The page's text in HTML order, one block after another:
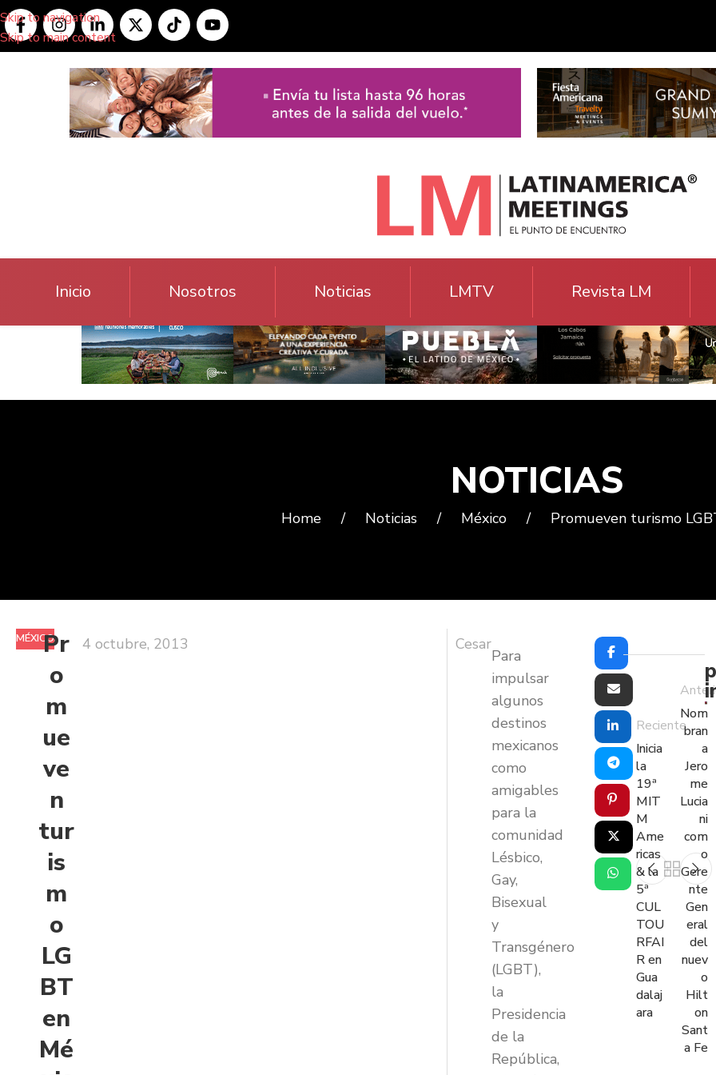
Skip to navigation
Skip to main content
Inicio Nosotros Noticias LMTV Revista LM
NOTICIAS
Home / Noticias / México / Promueven turismo
MÉXICOPr
o
m
ue
ve
n
tur
is
m
o
LG
BT
en
Mé
4 octubre, 2013 Cesar
Para
impulsar
algunos
destinos
mexicanos
como
amigables
para la
comunidad
Lésbico,
Gay,
Bisexual
y
Transgénero
(LGBT),
la
Presidencia
de la
República,
Reciente
Inicia
la
19ª
MIT
M
Ame
ricas
& la
5ª
CUL
TOU
RFAI
R en
Gua
dalaj
ara
Nom
bran
a
Jero
me
Lucia
ni
com
o
Gere
nte
Gen
eral
del
nuev
o
Hilt
on
Sant
a Fe